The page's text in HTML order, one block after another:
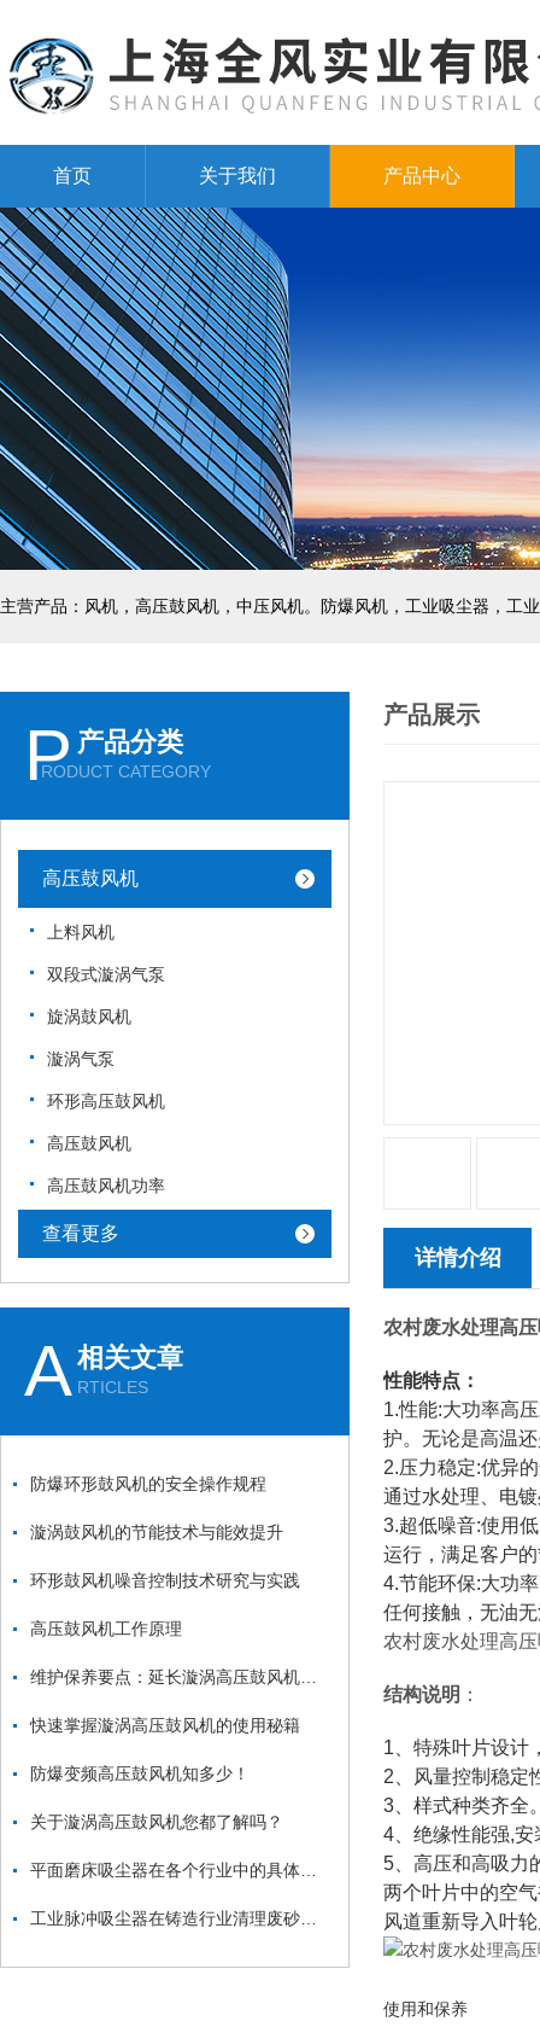
首页 关于我们 产品中心
主营产品：风机，高压鼓风机，中压风机。防爆风机，工业吸尘器，工
P 产品分类
RODUCT CATEGORY
高压鼓风机
上料风机
双段式漩涡气泵
旋涡鼓风机
漩涡气泵
环形高压鼓风机
高压鼓风机
高压鼓风机功率
查看更多
A相关文章
RTICLES
防爆环形鼓风机的安全操作规程
漩涡鼓风机的节能技术与能效提升
环形鼓风机噪音控制技术研究与实践
高压鼓风机工作原理
快速掌握漩涡高压鼓风机的使用秘籍
防爆变频高压鼓风机知多少！
关于漩涡高压鼓风机您都了解吗？
产品展示
详情介绍
农村废水处理高
性能特点：
1.性能:大功率高
护。无论是高温
2.压力稳定:优异
通过水处理、电
3.超低噪音:使用
运行，满足客户
4.节能环保:大功
任何接触，无油
农村废水处理高
结构说明 ：
1、特殊叶片设计
2、风量控制稳定
3、样式种类齐全
4、绝缘性能强,
5、高压和高吸力
两个叶片中的空
风道重新导入叶
使用和保养